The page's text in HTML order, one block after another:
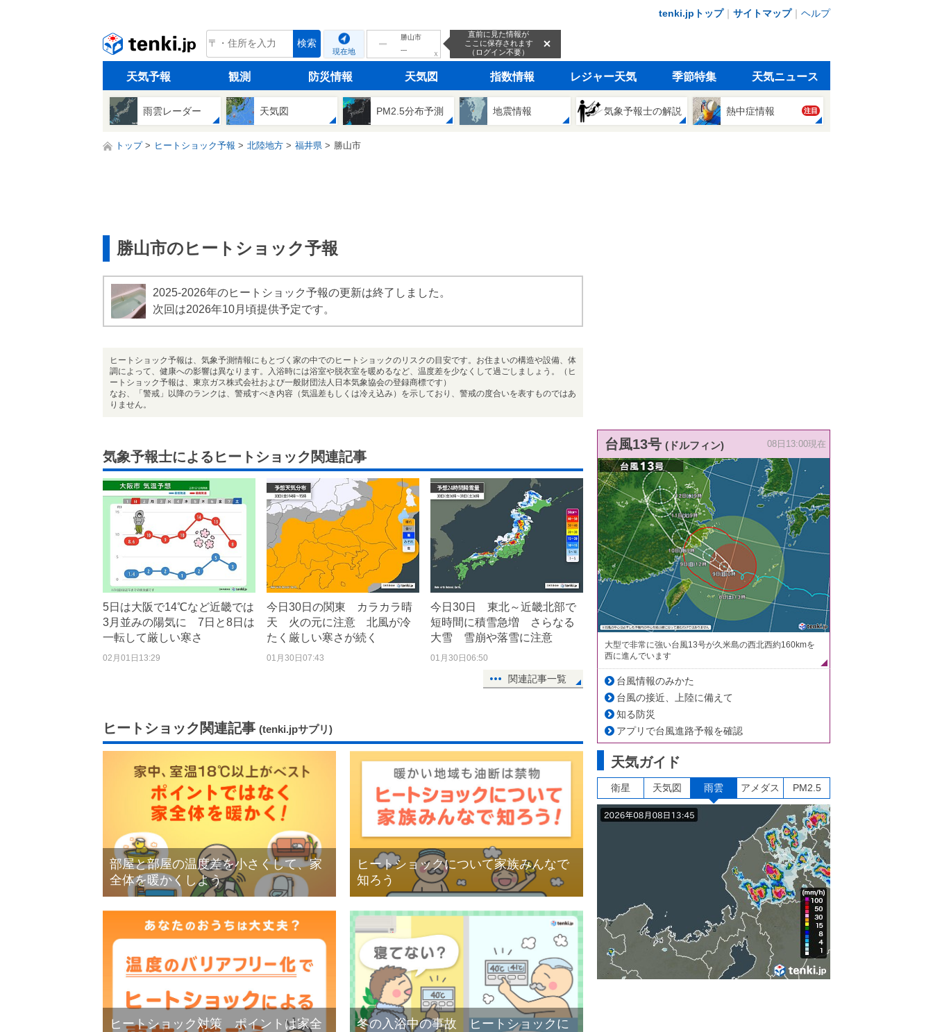
tenki.jpトップ｜ サイトマップ｜ ヘルプ
tenki.jp 検索
現在地
勝山市
---
ｘ
直前に見た情報が
ここに保存されます
（ログイン不要）
天気予報 観測 防災情報 天気図 指数情報 レジャー天気 季節特集 天気ニュース
雨雲レーダー 天気図 PM2.5分布予測 地震情報 気象予報士の解説 熱中症情報 注目
トップ ヒートショック予報 北陸地方 福井県 勝山市
勝山市のヒートショック予報
2025-2026年のヒートショック予報の更新は終了しました。
次回は2026年10月頃提供予定です。
ヒートショック予報は、気象予測情報にもとづく家の中でのヒートショックのリスクの目安です。お住まいの構造や設備、体
調によって、健康への影響は異なります。入浴時には浴室や脱衣室を暖めるなど、温度差を少なくして過ごしましょう。（ヒ
ートショック予報は、東京ガス株式会社および一般財団法人日本気象協会の登録商標です）
なお、「警戒」以降のランクは、警戒すべき内容（気温差もしくは冷え込み）を示しており、警戒の度合いを表すものではあ
りません。
気象予報士によるヒートショック関連記事
5日は大阪で14℃など近畿では
3月並みの陽気に 7日と8日は
一転して厳しい寒さ
02月01日13:29
今日30日の関東 カラカラ晴
天 火の元に注意 北風が冷
たく厳しい寒さが続く
01月30日07:43
今日30日 東北～近畿北部で
短時間に積雪急増 さらなる
大雪 雪崩や落雪に注意
01月30日06:50
関連記事一覧
ヒートショック関連記事 (tenki.jpサプリ)
部屋と部屋の温度差を小さくして、家
全体を暖かくしよう
ヒートショックについて家族みんなで
知ろう
ヒートショック対策 ポイントは家全
冬の入浴中の事故 ヒートショックに
台風13号 (ドルフィン) 08日13:00現在
大型で非常に強い台風13号が久米島の西北西約160kmを
西に進んでいます
台風情報のみかた
台風の接近、上陸に備えて
知る防災
アプリで台風進路予報を確認
天気ガイド
衛星 天気図 雨雲 アメダス PM2.5